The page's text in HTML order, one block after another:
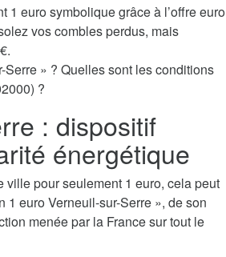
1 euro symbolique grâce à l’offre euro
vos combles perdus, mais
» ? Quelles sont les conditions
?
: dispositif
énergétique
pour seulement 1 euro, cela peut
euro Verneuil-sur-Serre », de son
menée par la France sur tout le